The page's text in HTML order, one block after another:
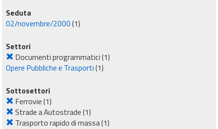
Seduta
02/novembre/2000(1)
Settori
Documenti programmatici(1)
Opere Pubbliche e Trasporti(1)
Sottosettori
Ferrovie(1)
Strade a Autostrade(1)
Trasporto rapido di massa(1)